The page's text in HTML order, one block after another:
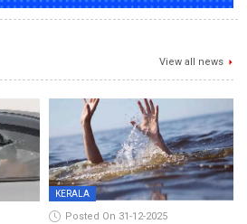
View all news
KERALA
Posted On 31-12-2025